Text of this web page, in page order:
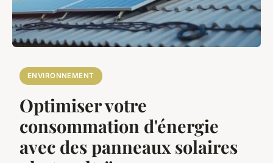
ENVIRONNEMENT
Optimiser votre
consommation d'énergie
avec des panneaux solaires